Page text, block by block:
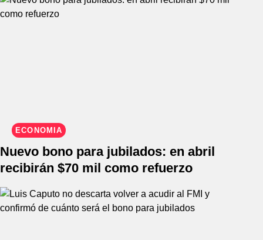
ECONOMÍA
Nuevo bono para jubilados: en abril
recibirán $70 mil como refuerzo